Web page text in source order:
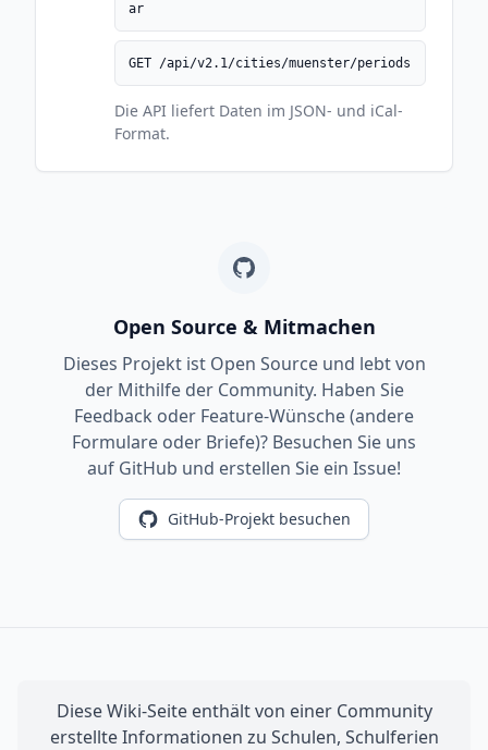
ar
GET /api/v2.1/cities/muenster/periods
Die API liefert Daten im JSON- und iCal-
Format.
Open Source & Mitmachen
Dieses Projekt ist Open Source und lebt von
der Mithilfe der Community. Haben Sie
Feedback oder Feature-Wünsche (andere
Formulare oder Briefe)? Besuchen Sie uns
auf GitHub und erstellen Sie ein Issue!
GitHub-Projekt besuchen
Diese Wiki-Seite enthält von einer Community
erstellte Informationen zu Schulen, Schulferien